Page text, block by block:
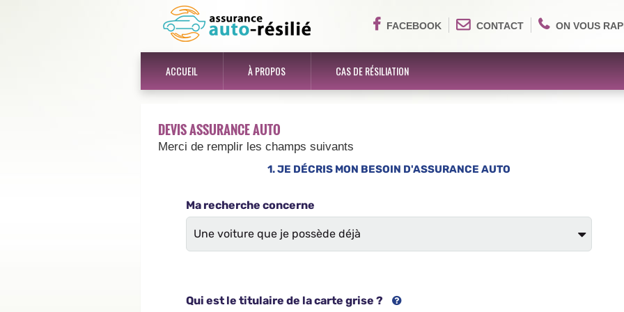
FACEBOOK CONTACT ON VOUS
ACCUEIL À PROPOS CAS DE RÉSILIATION
DEVIS ASSURANCE AUTO
Merci de remplir les champs suivants